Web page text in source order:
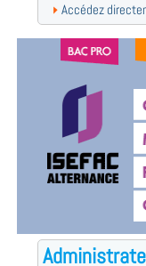
Accédez